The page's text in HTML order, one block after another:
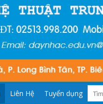
Liên Hệ Tuyển dụng
Tìm
kiếm: